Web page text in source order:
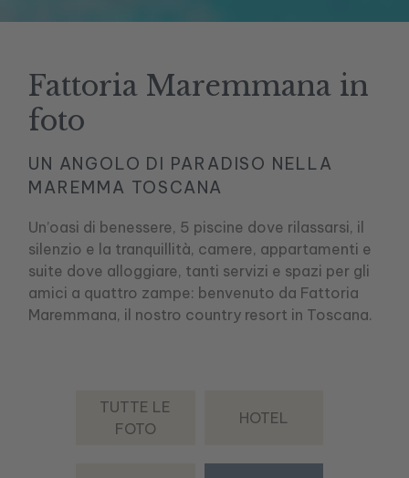
Fattoria Maremmana in
foto
UN ANGOLO DI PARADISO NELLA
MAREMMA TOSCANA
Un’oasi di benessere, 5 piscine dove rilassarsi, il
silenzio e la tranquillità, camere, appartamenti e
suite dove alloggiare, tanti servizi e spazi per gli
amici a quattro zampe: benvenuto da Fattoria
Maremmana, il nostro country resort in Toscana.
TUTTE LE
FOTO
HOTEL